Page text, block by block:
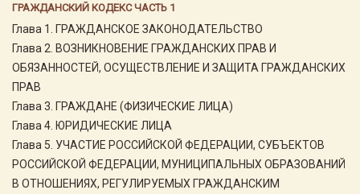
ГРАЖДАНСКИЙ КОДЕКС ЧАСТЬ 1
Глава 1. ГРАЖДАНСКОЕ ЗАКОНОДАТЕЛЬСТВО
Глава 2. ВОЗНИКНОВЕНИЕ ГРАЖДАНСКИХ ПРАВ И
ОБЯЗАННОСТЕЙ, ОСУЩЕСТВЛЕНИЕ И ЗАЩИТА ГРАЖДАНСКИХ
ПРАВ
Глава 3. ГРАЖДАНЕ (ФИЗИЧЕСКИЕ ЛИЦА)
Глава 4. ЮРИДИЧЕСКИЕ ЛИЦА
Глава 5. УЧАСТИЕ РОССИЙСКОЙ ФЕДЕРАЦИИ, СУБЪЕКТОВ
РОССИЙСКОЙ ФЕДЕРАЦИИ, МУНИЦИПАЛЬНЫХ ОБРАЗОВАНИЙ
В ОТНОШЕНИЯХ, РЕГУЛИРУЕМЫХ ГРАЖДАНСКИМ